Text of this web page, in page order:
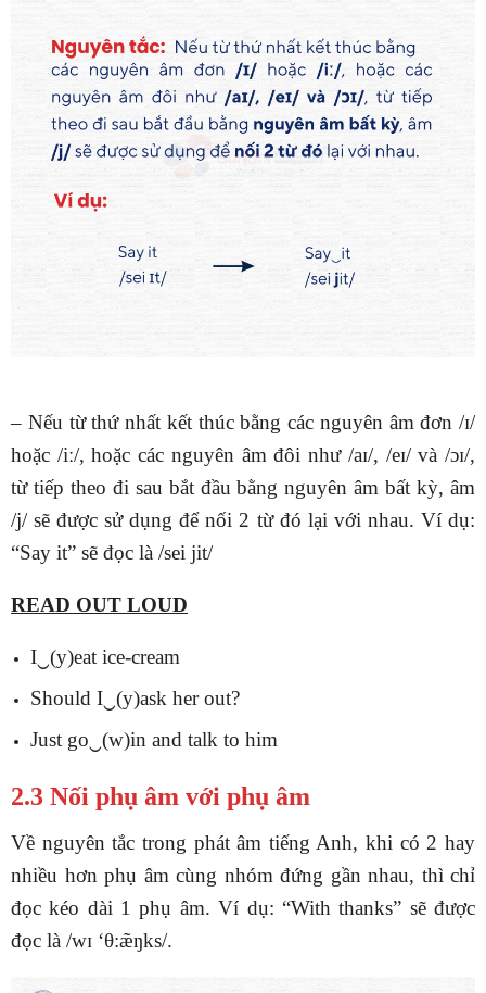
– Nếu từ thứ nhất kết thúc bằng các nguyên âm đơn /ɪ/
hoặc /iː/, hoặc các nguyên âm đôi như /aɪ/, /eɪ/ và /ɔɪ/,
từ tiếp theo đi sau bắt đầu bằng nguyên âm bất kỳ, âm
/j/ sẽ được sử dụng để nối 2 từ đó lại với nhau. Ví dụ:
“Say it” sẽ đọc là /sei jit/
READ OUT LOUD
I‿(y)eat ice-cream
Should I‿(y)ask her out?
Just go‿(w)in and talk to him
2.3 Nối phụ âm với phụ âm
Về nguyên tắc trong phát âm tiếng Anh, khi có 2 hay
nhiều hơn phụ âm cùng nhóm đứng gần nhau, thì chỉ
đọc kéo dài 1 phụ âm. Ví dụ: “With thanks” sẽ được
đọc là /wɪ ‘θ:æ̃ŋks/.